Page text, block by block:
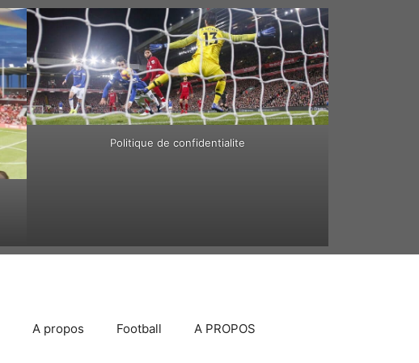
Politique de confidentialite
A propos Football A PROPOS